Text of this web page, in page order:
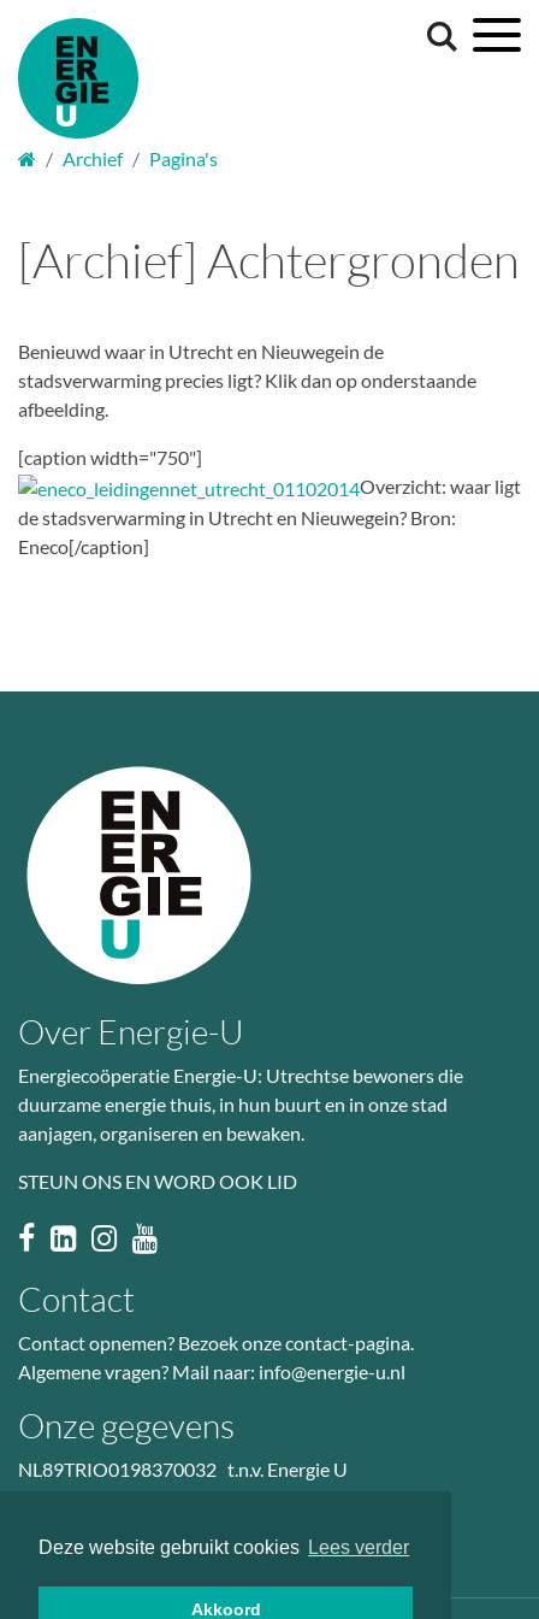
Deze website gebruikt cookies Lees verder
Akkoord
Welkom
Archief Pagina's
[Archief] Achtergronden
Benieuwd waar in Utrecht en Nieuwegein de
stadsverwarming precies ligt? Klik dan op onderstaande
afbeelding.
[caption width="750"]
Overzicht: waar ligt
de stadsverwarming in Utrecht en Nieuwegein? Bron:
Eneco[/caption]
Over Energie-U
Energiecoöperatie Energie-U: Utrechtse bewoners die
duurzame energie thuis, in hun buurt en in onze stad
aanjagen, organiseren en bewaken.
STEUN ONS EN WORD OOK LID
Contact
Contact opnemen? Bezoekonze contact-pagina.
Algemene vragen? Mail naar: info@energie-u.nl
Onze gegevens
NL89TRIO0198370032 t.n.v. Energie U